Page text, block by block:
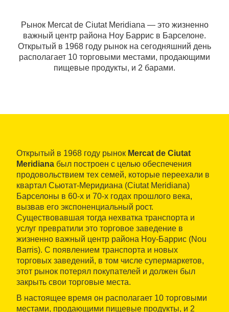
Рынок Mercat de Ciutat Meridiana — это жизненно
важный центр района Ноу Баррис в Барселоне.
Открытый в 1968 году рынок на сегодняшний день
располагает 10 торговыми местами, продающими
пищевые продукты, и 2 барами.
Открытый в 1968 году рынок Mercat de Ciutat
Meridiana был построен с целью обеспечения
продовольствием тех семей, которые переехали в
квартал Сьютат-Меридиана (Ciutat Meridiana)
Барселоны в 60-х и 70-х годах прошлого века,
вызвав его экспоненциальный рост.
Существовавшая тогда нехватка транспорта и
услуг превратили это торговое заведение в
жизненно важный центр района Ноу-Баррис (Nou
Barris). С появлением транспорта и новых
торговых заведений, в том числе супермаркетов,
этот рынок потерял покупателей и должен был
закрыть свои торговые места.
В настоящее время он располагает 10 торговыми
местами, продающими пищевые продукты, и 2